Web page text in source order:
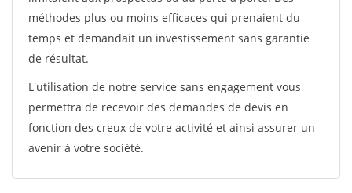
méthodes plus ou moins efficaces qui prenaient du
temps et demandait un investissement sans garantie
de résultat.
L'utilisation de notre service sans engagement vous
permettra de recevoir des demandes de devis en
fonction des creux de votre activité et ainsi assurer un
avenir à votre société.